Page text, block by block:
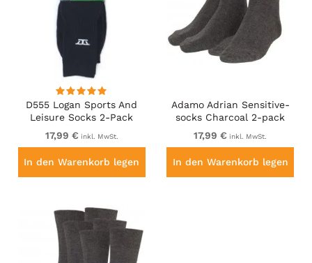
D555 Logan Sports And
Leisure Socks 2-Pack
Black
17,99 € inkl. MwSt.
In den Warenkorb legen
Adamo Adrian Sensitive-
socks Charcoal 2-pack
17,99 € inkl. MwSt.
In den Warenkorb legen